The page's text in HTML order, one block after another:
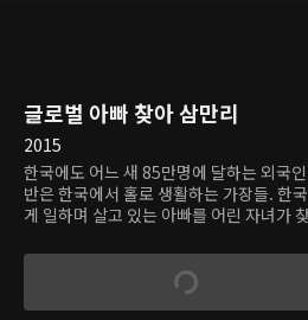
글로벌 아빠 찾아 삼만리
2015
한국에도 어느 새 85만명에 달하는 외국
반은 한국에서 홀로 생활하는 가장들. 한
게 일하며 살고 있는 아빠를 어린 자녀가
고 아이와 아빠의 만남에서 가족 사랑의